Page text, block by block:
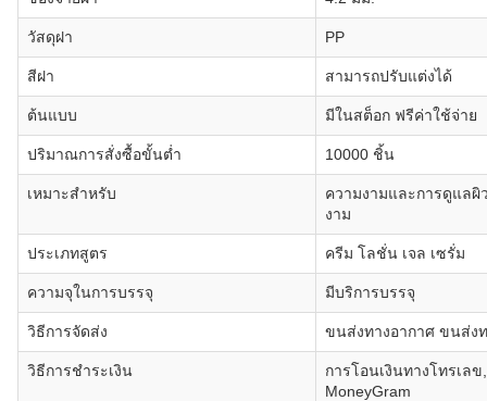
วัสดุฝา PP
สีฝา สามารถปรับแต่งได้
ต้นแบบ มีในสต็อก ฟรีค่าใช้จ่าย
ปริมาณการสั่งซื้อขั้นต่ำ 10000 ชิ้น
เหมาะสำหรับ
ความงามและการดูแล
งาม
ประเภทสูตร ครีม โลชั่น เจล เซรั่ม
ความจุในการบรรจุ มีบริการบรรจุ
วิธีการจัดส่ง ขนส่งทางอากาศ ขนส่ง
วิธีการชำระเงิน
การโอนเงินทางโทรเล
MoneyGram